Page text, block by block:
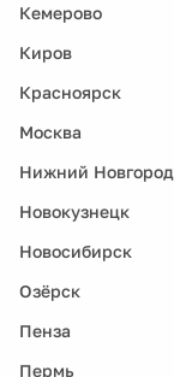
Кемерово
Киров
Красноярск
Москва
Нижний Новгород
Новокузнецк
Новосибирск
Озёрск
Пенза
Пермь